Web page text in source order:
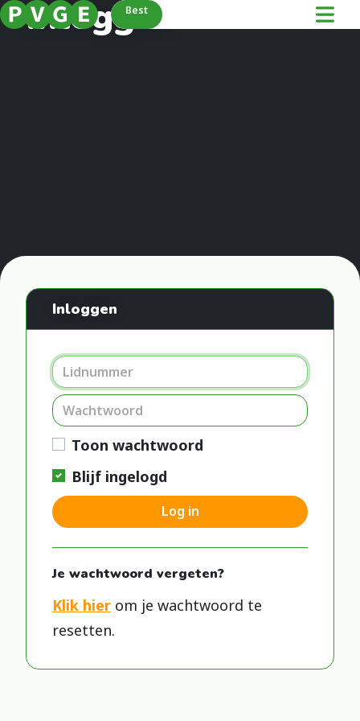
Best
Inloggen
Inloggen
Toon wachtwoord
Blijf ingelogd
Log in
Je wachtwoord vergeten?
Klik hier om je wachtwoord te
resetten.